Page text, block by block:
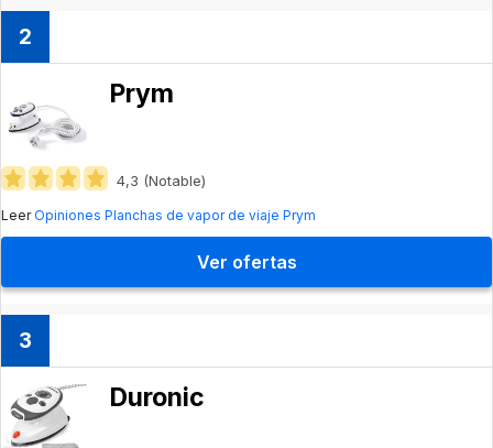
2
Prym
4,3 (Notable)
LeerOpiniones Planchas de vapor de viaje Prym
Ver ofertas
3
Duronic